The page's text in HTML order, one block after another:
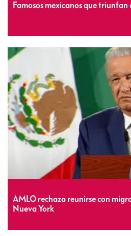
Famosos mexicanos que
AMLO rechaza reunirse con
Nueva York